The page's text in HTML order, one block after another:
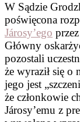
W Sądzie
poświęcona
Járosy’ego
Główny
pozostali
że wyraził się o
jego jest
że członkowie
Járosy’emu z